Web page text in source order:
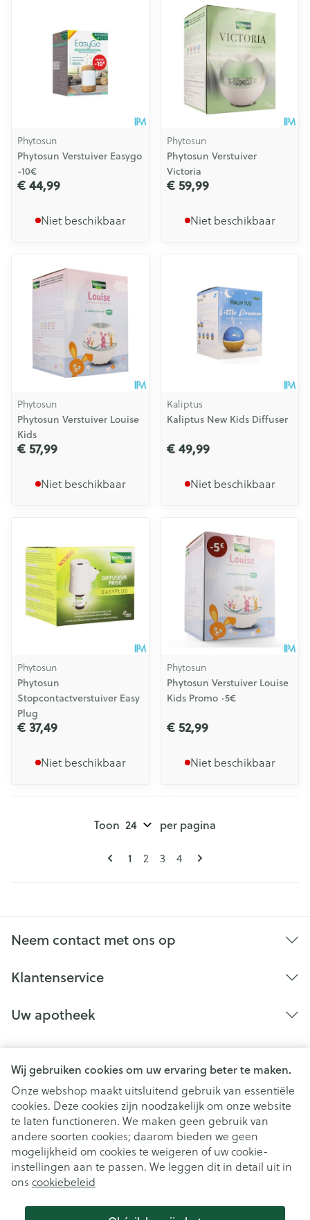
Wij gebruiken cookies om uw ervaring beter te maken.
Onze webshop maakt uitsluitend gebruik van essentiële
cookies. Deze cookies zijn noodzakelijk om onze website
te laten functioneren. We maken geen gebruik van
andere soorten cookies; daarom bieden we geen
mogelijkheid om cookies te weigeren of uw cookie-
instellingen aan te passen. We leggen dit in detail uit in
ons cookiebeleid
Phytosun
Phytosun Verstuiver Easygo
-10€
€ 44,99
Niet beschikbaar
Phytosun
Phytosun Verstuiver
Victoria
€ 59,99
Niet beschikbaar
Phytosun
Phytosun Verstuiver Louise
Kids
€ 57,99
Niet beschikbaar
Kaliptus
Kaliptus New Kids Diffuser
€ 49,99
Niet beschikbaar
Phytosun
Phytosun
Stopcontactverstuiver Easy
Plug
€ 37,49
Niet beschikbaar
Phytosun
Phytosun Verstuiver Louise
Kids Promo -5€
€ 52,99
Niet beschikbaar
Pagina's
U lees momenteel pagina
1 Pagina
2 Pagina
3 Pagina
4
Toon per pagina
Neem contact met ons op
Klantenservice
Uw apotheek
Juridische links